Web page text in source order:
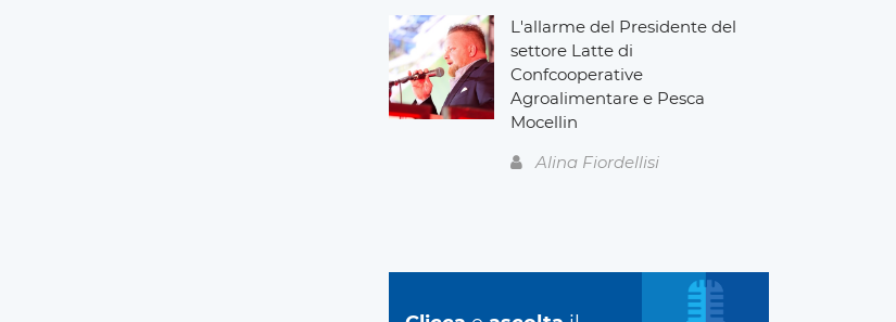
L'allarme del Presidente del
settore Latte di
Confcooperative
Agroalimentare e Pesca
Mocellin
Alina Fiordellisi